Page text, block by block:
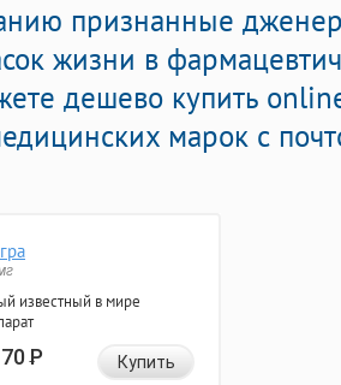
признанные
жизни в
дешево купить
марок с
известный в мире
Р Купить